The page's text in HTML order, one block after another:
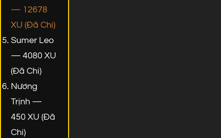
— 12678
XU (Đã Chi)
Sumer Leo
— 4080 XU
(Đã Chi)
Nương
Trịnh —
450 XU (Đã
Chi)